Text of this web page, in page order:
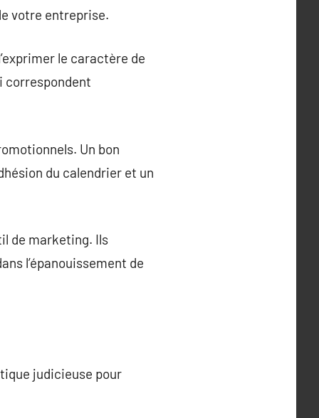
votre entreprise.
le caractère de
correspondent
Un bon
du calendrier et un
de marketing. Ils
l’épanouissement de
judicieuse pour